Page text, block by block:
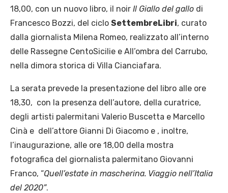
18,00, con un nuovo libro, il noir Il Giallo del gallo di
Francesco Bozzi, del ciclo SettembreLibri, curato
dalla giornalista Milena Romeo, realizzato all’interno
delle Rassegne CentoSicilie e All’ombra del Carrubo,
nella dimora storica di Villa Cianciafara.
La serata prevede la presentazione del libro alle ore
18,30, con la presenza dell’autore, della curatrice,
degli artisti palermitani Valerio Buscetta e Marcello
Cinà e dell’attore Gianni Di Giacomo e , inoltre,
l’inaugurazione, alle ore 18,00 della mostra
fotografica del giornalista palermitano Giovanni
Franco, “Quell’estate in mascherina. Viaggio nell’Italia
del 2020”.